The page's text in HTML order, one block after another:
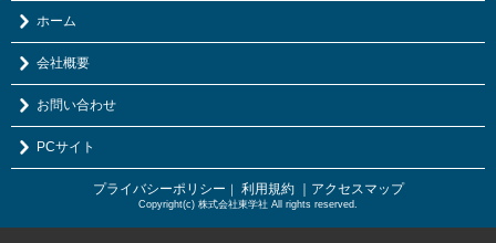
ホーム
会社概要
お問い合わせ
PCサイト
プライバシーポリシー ｜ 利用規約 ｜アクセスマップ
Copyright(c) 株式会社東学社 All rights reserved.